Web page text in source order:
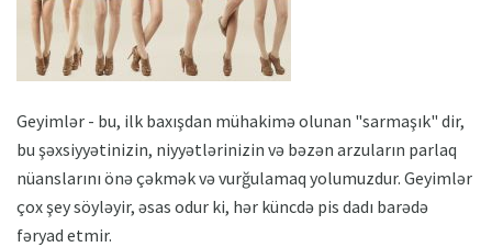
Geyimlər - bu, ilk baxışdan mühakimə olunan "sarmaşık" dir,
bu şəxsiyyətinizin, niyyətlərinizin və bəzən arzuların parlaq
nüanslarını önə çəkmək və vurğulamaq yolumuzdur. Geyimlər
çox şey söyləyir, əsas odur ki, hər küncdə pis dadı barədə
fəryad etmir.